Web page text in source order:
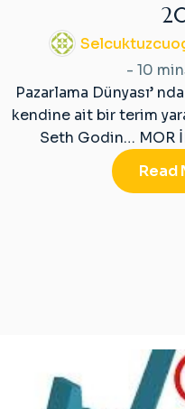
- 10
Pazarlama Dünyası’
kendine ait bir terim
Seth Godin… MOR
Read